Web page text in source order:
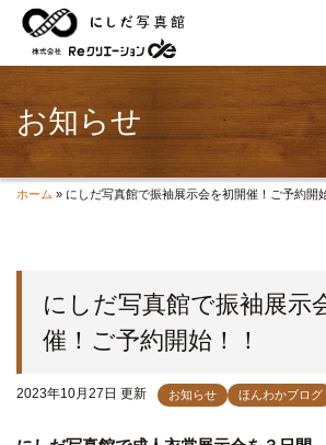
お知らせ
ホーム » にしだ写真館で振袖展示会を初開催！ご予約開
にしだ写真館で振袖展示
催！ご予約開始！！
2023年10月27日 更新 お知らせ ほんわかブログ